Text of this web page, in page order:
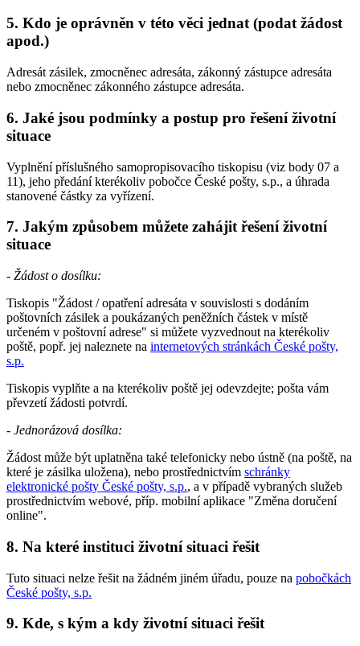
5. Kdo je oprávněn v této věci jednat (podat žádost
apod.)
Adresát zásilek, zmocněnec adresáta, zákonný zástupce adresáta
nebo zmocněnec zákonného zástupce adresáta.
6. Jaké jsou podmínky a postup pro řešení životní
situace
Vyplnění příslušného samopropisovacího tiskopisu (viz body 07 a
11), jeho předání kterékoliv pobočce České pošty, s.p., a úhrada
stanovené částky za vyřízení.
7. Jakým způsobem můžete zahájit řešení životní
situace
- Žádost o dosílku:
Tiskopis "Žádost / opatření adresáta v souvislosti s dodáním
poštovních zásilek a poukázaných peněžních částek v místě
určeném v poštovní adrese" si můžete vyzvednout na kterékoliv
poště, popř. jej naleznete na internetových stránkách České pošty,
s.p.
Tiskopis vyplňte a na kterékoliv poště jej odevzdejte; pošta vám
převzetí žádosti potvrdí.
- Jednorázová dosílka:
Žádost může být uplatněna také telefonicky nebo ústně (na poště, na
které je zásilka uložena), nebo prostřednictvím schránky
elektronické pošty České pošty, s.p., a v případě vybraných služeb
prostřednictvím webové, příp. mobilní aplikace "Změna doručení
online".
8. Na které instituci životní situaci řešit
Tuto situaci nelze řešit na žádném jiném úřadu, pouze na pobočkách
České pošty, s.p.
9. Kde, s kým a kdy životní situaci řešit